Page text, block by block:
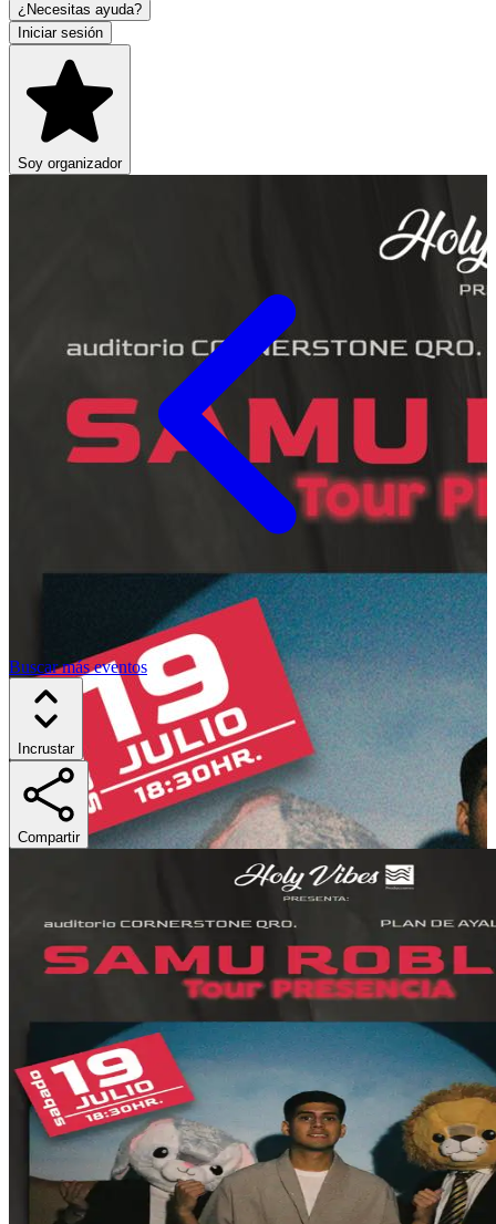
¿Necesitas ayuda?
Iniciar sesión
Soy organizador
Buscar más eventos
Incrustar
Compartir